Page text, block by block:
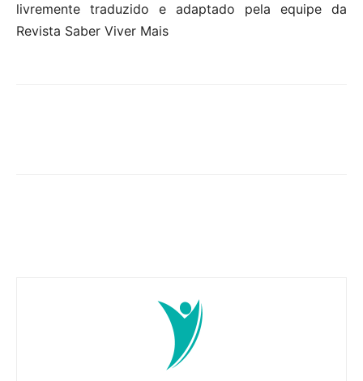
livremente traduzido e adaptado pela equipe da
Revista Saber Viver Mais